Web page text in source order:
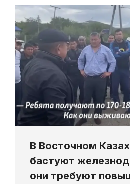
В Восточном
бастуют
они требуют